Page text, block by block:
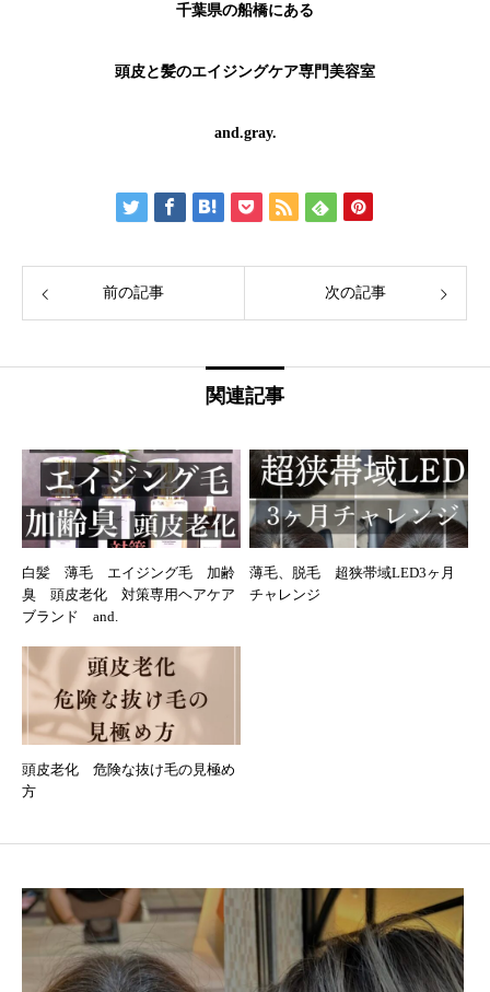
千葉県の船橋にある
頭皮と髪のエイジングケア専門美容室
and.gray.
前の記事 次の記事
関連記事
白髪 薄毛 エイジング毛 加齢
臭 頭皮老化 対策専用ヘアケア
ブランド and.
薄毛、脱毛 超狭帯域LED3ヶ月
チャレンジ
頭皮老化 危険な抜け毛の見極め
方